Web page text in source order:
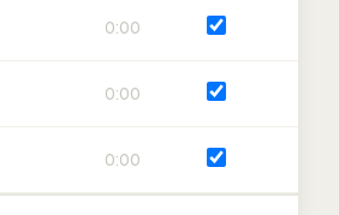
0:00
0:00
0:00